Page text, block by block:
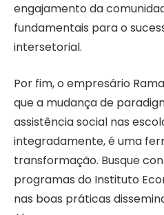
engajamento da
fundamentais para o
intersetorial.
Por fim, o empresário
que a mudança de
assistência social nas
integradamente, é uma
transformação. Busque
programas do Instituto
nas boas práticas